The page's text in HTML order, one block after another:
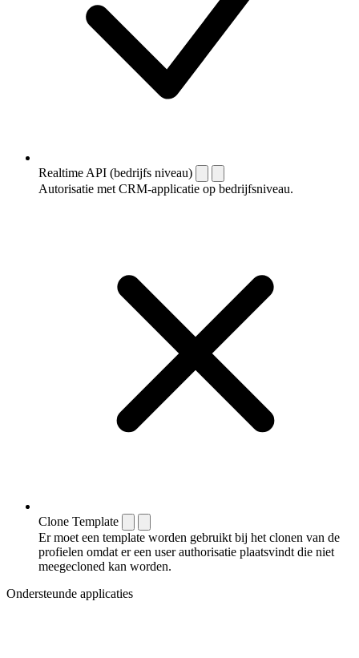
Realtime API (bedrijfs niveau)
Autorisatie met CRM-applicatie op bedrijfsniveau.
Clone Template
Er moet een template worden gebruikt bij het clonen van de
profielen omdat er een user authorisatie plaatsvindt die niet
meegecloned kan worden.
Ondersteunde applicaties